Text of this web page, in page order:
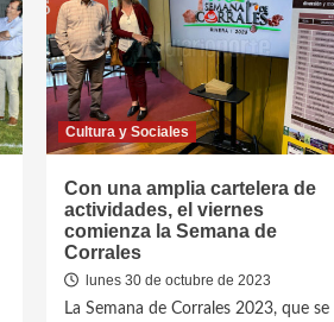
Cultura y Sociales
Con una amplia cartelera de
actividades, el viernes
comienza la Semana de
Corrales
lunes 30 de octubre de 2023
La Semana de Corrales 2023, que se